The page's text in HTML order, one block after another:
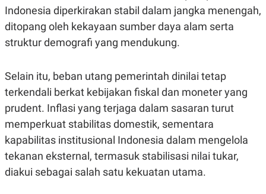
G
G
A
N
E
T
K
N
E
R
J
A
T
E
E
A
P
E
R
A
V
E
R
T
Indonesia diperkirakan stabil dalam jangka menengah,
ditopang oleh kekayaan sumber daya alam serta
struktur demografi yang mendukung.
Selain itu, beban utang pemerintah dinilai tetap
terkendali berkat kebijakan fiskal dan moneter yang
prudent. Inflasi yang terjaga dalam sasaran turut
memperkuat stabilitas domestik, sementara
kapabilitas institusional Indonesia dalam mengelola
tekanan eksternal, termasuk stabilisasi nilai tukar,
diakui sebagai salah satu kekuatan utama.